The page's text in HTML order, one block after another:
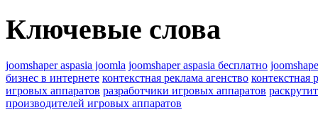
Ключевые слова
joomshaper aspasia joomla joomshaper aspasia бесплатно
бизнес в интернете контекстная реклама агенство контекстная
игровых аппаратов разработчики игровых аппаратов
производителей игровых аппаратов